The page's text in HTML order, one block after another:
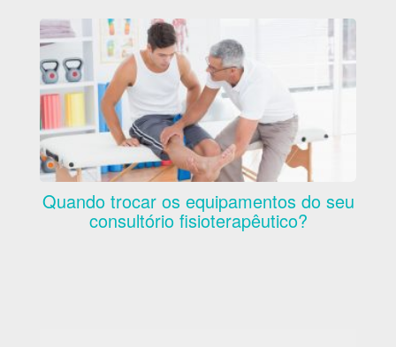
Quando trocar os equipamentos do seu
consultório fisioterapêutico?